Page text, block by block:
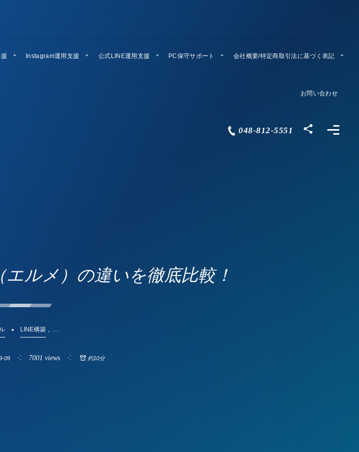
Instagram運用支援 公式LINE運用支援 PC保守サポート
リモートメンテ 会社概要/特定商取引法に基づく表記
Company Profile
お問い合わせ
Contact
048-812-5551
ルメ）の違いを徹底比較！
LINE構築
09 7001 views 約10分